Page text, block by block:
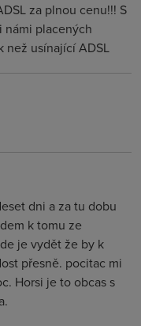
za plnou cenu!!! S
námi placených
než usínající ADSL
dni a za tu dobu
k tomu ze
je vydět že by k
přesně. pocitac mi
Horsi je to obcas s